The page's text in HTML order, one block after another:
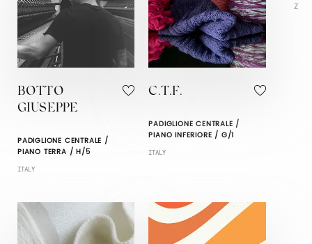
Z
BOTTO
GIUSEPPE
PADIGLIONE CENTRALE /
PIANO TERRA / H/5
ITALY
C.T.F.
PADIGLIONE CENTRALE /
PIANO INFERIORE / G/1
ITALY